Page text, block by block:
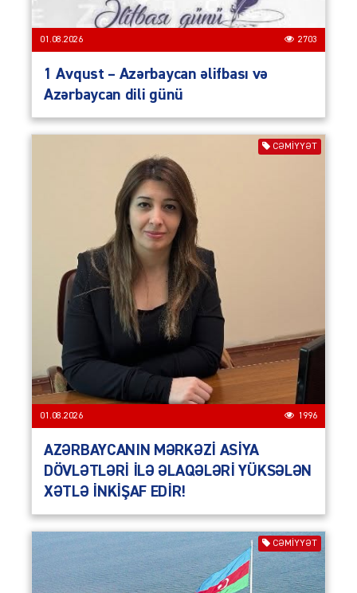
01.08.2026 2703
1 Avqust – Azərbaycan əlifbası və
Azərbaycan dili günü
CƏMIYYƏT
01.08.2026 1996
AZƏRBAYCANIN MƏRKƏZİ ASİYA
DÖVLƏTLƏRİ İLƏ ƏLAQƏLƏRİ YÜKSƏLƏN
XƏTLƏ İNKİŞAF EDİR!
CƏMIYYƏT